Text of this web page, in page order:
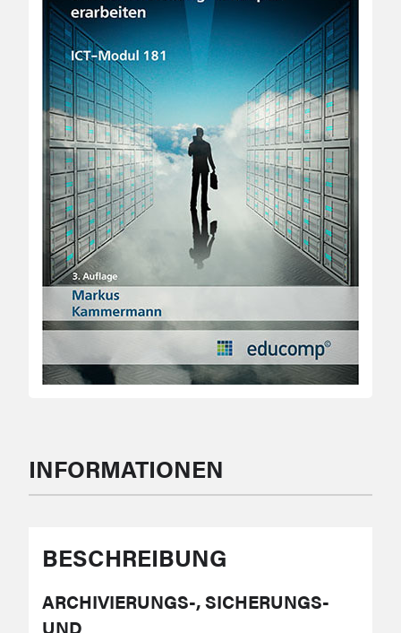
INFORMATIONEN
BESCHREIBUNG
ARCHIVIERUNGS-, SICHERUNGS-
UND